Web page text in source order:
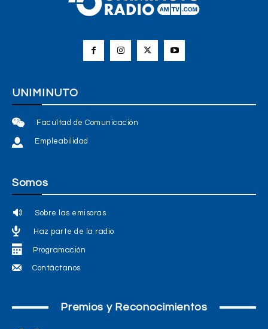
UNIMINUTO
Facultad de Comunicación
Empleabilidad
Somos
Sobre las emisoras
Haz parte de la radio
Programación
Contáctanos
Premios y Reconocimientos